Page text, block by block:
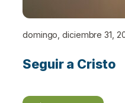
domingo, diciembre 31,
Seguir a Cristo